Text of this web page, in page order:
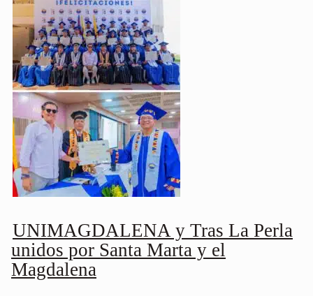
UNIMAGDALENA y Tras La Perla
unidos por Santa Marta y el
Magdalena